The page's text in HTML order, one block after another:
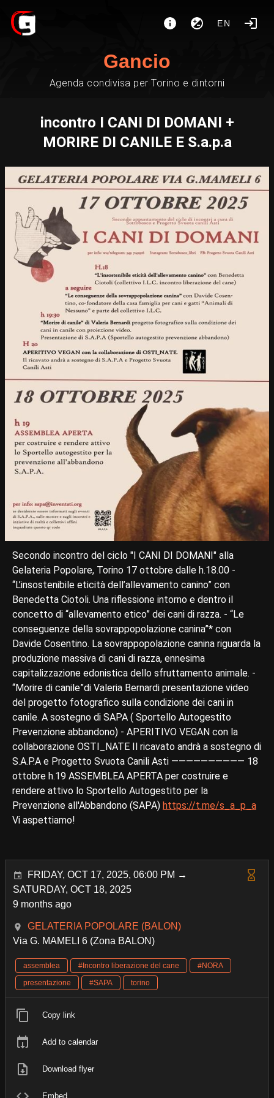
EN
Gancio
Agenda condivisa per Torino e dintorni
incontro I CANI DI DOMANI +
MORIRE DI CANILE E S.a.p.a
Secondo incontro del ciclo "I CANI DI DOMANI" alla
Gelateria Popolare, Torino 17 ottobre dalle h.18.00 -
“L’insostenibile eticità dell’allevamento canino” con
Benedetta Ciotoli. Una riflessione intorno e dentro il
concetto di “allevamento etico” dei cani di razza. - “Le
conseguenze della sovrappopolazione canina”* con
Davide Cosentino. La sovrappopolazione canina riguarda la
produzione massiva di cani di razza, ennesima
capitalizzazione edonistica dello sfruttamento animale. -
“Morire di canile”di Valeria Bernardi presentazione video
del progetto fotografico sulla condizione dei cani in
canile. A sostegno di SAPA ( Sportello Autogestito
Prevenzione abbandono) - APERITIVO VEGAN con la
collaborazione OSTI_NATE Il ricavato andrà a sostegno di
S.A.P.A e Progetto Svuota Canili Asti —————————— 18
ottobre h.19 ASSEMBLEA APERTA per costruire e
rendere attivo lo Sportello Autogestito per la
Prevenzione all'Abbandono (SAPA) https://t.me/s_a_p_a
Vi aspettiamo!
FRIDAY, OCT 17, 2025, 06:00 PM →
SATURDAY, OCT 18, 2025
9 months ago
GELATERIA POPOLARE (BALON)
Via G. MAMELI 6 (Zona BALON)
assemblea #Incontro liberazione del cane
#NORA
presentazione
#SAPA torino
Copy link
Add to calendar
Download flyer
Embed